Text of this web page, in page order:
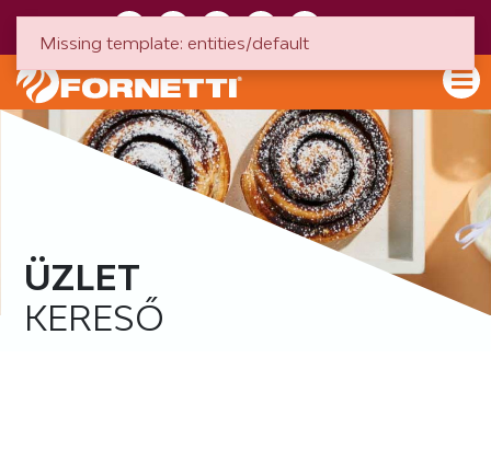
ÜZLET
KERESŐ
Missing template: entities/default